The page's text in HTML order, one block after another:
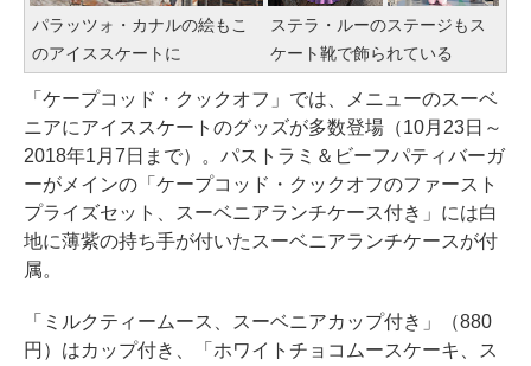
パラッツォ・カナルの絵もこ
のアイススケートに
ステラ・ルーのステージもス
ケート靴で飾られている
「ケープコッド・クックオフ」では、メニューのスーベ
ニアにアイススケートのグッズが多数登場（10月23日～
2018年1月7日まで）。パストラミ＆ビーフパティバーガ
ーがメインの「ケープコッド・クックオフのファースト
プライズセット、スーベニアランチケース付き」には白
地に薄紫の持ち手が付いたスーベニアランチケースが付
属。
「ミルクティームース、スーベニアカップ付き」（880
円）はカップ付き、「ホワイトチョコムースケーキ、ス